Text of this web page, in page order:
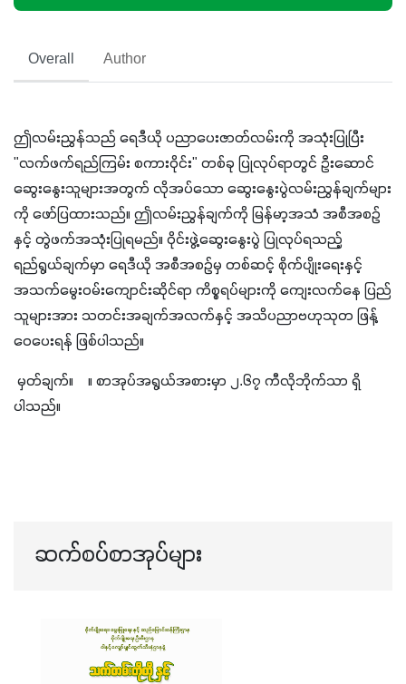
Overall Author
ဤလမ်းညွှန်သည် ရေဒီယို ပညာပေးဇာတ်လမ်းကို အသုံးပြုပြီး
"လက်ဖက်ရည်ကြမ်း စကားဝိုင်း" တစ်ခု ပြုလုပ်ရာတွင် ဦးဆောင်
ဆွေးနွေးသူများအတွက် လိုအပ်သော ဆွေးနွေးပွဲလမ်းညွှန်ချက်များ
ကို ဖော်ပြထားသည်။ ဤလမ်းညွှန်ချက်ကို မြန်မာ့အသံ အစီအစဉ်
နှင့် တွဲဖက်အသုံးပြုရမည်။ ဝိုင်းဖွဲ့ဆွေးနွေးပွဲ ပြုလုပ်ရသည့်
ရည်ရွယ်ချက်မှာ ရေဒီယို အစီအစဉ်မှ တစ်ဆင့် စိုက်ပျိုးရေးနှင့်
အသက်မွေးဝမ်းကျောင်းဆိုင်ရာ ကိစ္စရပ်များကို ကျေးလက်နေ ပြည်
သူများအား သတင်းအချက်အလက်နှင့် အသိပညာဗဟုသုတ ဖြန့်
ဝေပေးရန် ဖြစ်ပါသည်။
မှတ်ချက်။    ။ စာအုပ်အရွယ်အစားမှာ ၂.၆၇ ကီလိုဘိုက်သာ ရှိ
ပါသည်။
ဆက်စပ်စာအုပ်များ